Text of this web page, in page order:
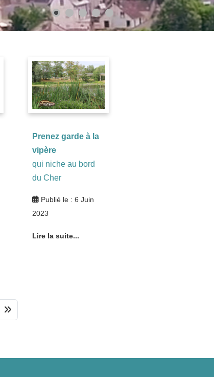
Prenez garde à la
vipère
qui niche au bord
du Cher
Publié le : 6 Juin
2023
Lire la suite...